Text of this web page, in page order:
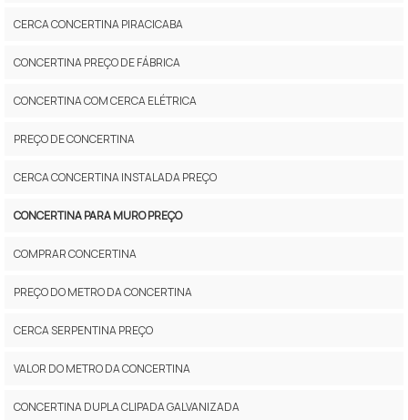
CERCA CONCERTINA PIRACICABA
CONCERTINA PREÇO DE FÁBRICA
CONCERTINA COM CERCA ELÉTRICA
PREÇO DE CONCERTINA
CERCA CONCERTINA INSTALADA PREÇO
CONCERTINA PARA MURO PREÇO
COMPRAR CONCERTINA
PREÇO DO METRO DA CONCERTINA
CERCA SERPENTINA PREÇO
VALOR DO METRO DA CONCERTINA
CONCERTINA DUPLA CLIPADA GALVANIZADA